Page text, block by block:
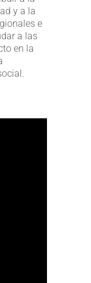
y a la
e
a las
en la